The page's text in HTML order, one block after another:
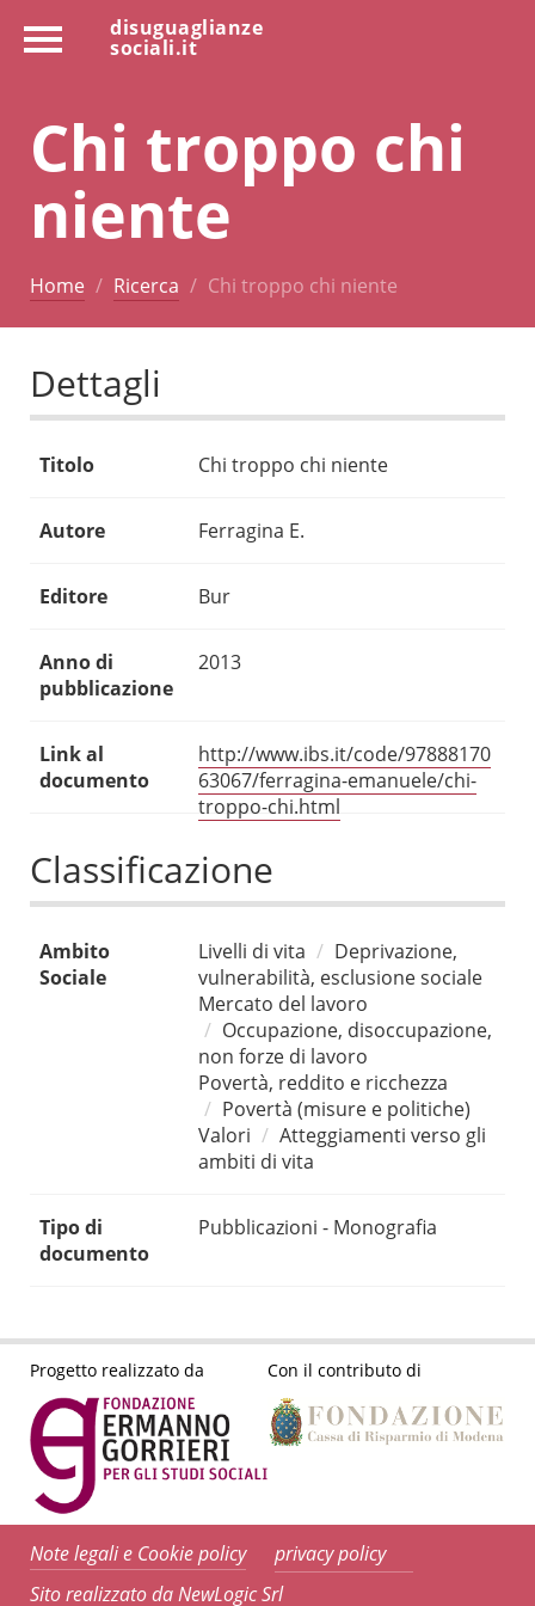
disuguaglianze
sociali.it
Chi troppo chi
niente
Home Ricerca Chi troppo chi niente
Dettagli
Titolo Chi troppo chi niente
Autore Ferragina E.
Editore Bur
Anno di
pubblicazione
2013
Link al
documento
http://www.ibs.it/code/97888170
63067/ferragina-emanuele/chi-
troppo-chi.html
Classificazione
Ambito
Sociale
Livelli di vita
Deprivazione,
vulnerabilità, esclusione sociale
Mercato del lavoro
Occupazione, disoccupazione,
non forze di lavoro
Povertà, reddito e ricchezza
Povertà (misure e politiche)
Valori
Atteggiamenti verso gli
ambiti di vita
Tipo di
documento
Pubblicazioni - Monografia
Progetto realizzato da Con il contributo di
Note legali e Cookie policy
privacy policy
Sito realizzato da NewLogic Srl